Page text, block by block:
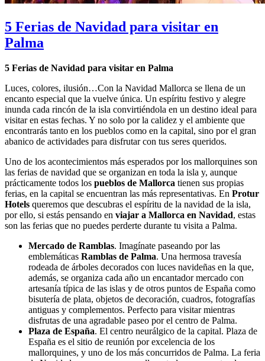
5 Ferias de Navidad para visitar en
Palma
5 Ferias de Navidad para visitar en Palma
Luces, colores, ilusión…Con la Navidad Mallorca se llena de un
encanto especial que la vuelve única. Un espíritu festivo y alegre
inunda cada rincón de la isla convirtiéndola en un destino ideal para
visitar en estas fechas. Y no solo por la calidez y el ambiente que
encontrarás tanto en los pueblos como en la capital, sino por el gran
abanico de actividades para disfrutar con tus seres queridos.
Uno de los acontecimientos más esperados por los mallorquines son
las ferias de navidad que se organizan en toda la isla y, aunque
prácticamente todos los pueblos de Mallorca tienen sus propias
ferias, en la capital se encuentran las más representativas. En Protur
Hotels queremos que descubras el espíritu de la navidad de la isla,
por ello, si estás pensando en viajar a Mallorca en Navidad, estas
son las ferias que no puedes perderte durante tu visita a Palma.
Mercado de Ramblas. Imagínate paseando por las
emblemáticas Ramblas de Palma. Una hermosa travesía
rodeada de árboles decorados con luces navideñas en la que,
además, se organiza cada año un encantador mercado con
artesanía típica de las islas y de otros puntos de España como
bisutería de plata, objetos de decoración, cuadros, fotografías
antiguas y complementos. Perfecto para visitar mientras
disfrutas de una agradable paseo por el centro de Palma.
Plaza de España. El centro neurálgico de la capital. Plaza de
España es el sitio de reunión por excelencia de los
mallorquines, y uno de los más concurridos de Palma. La feria